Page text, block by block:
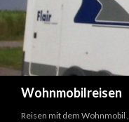
Wohnmobilreisen
Reisen mit dem Wohnmobil ,